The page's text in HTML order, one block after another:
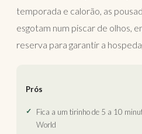
temporada e calorão, as
esgotam num piscar de olhos,
reserva para garantir a
Prós
Fica a um tirinho de 5 a 10
World